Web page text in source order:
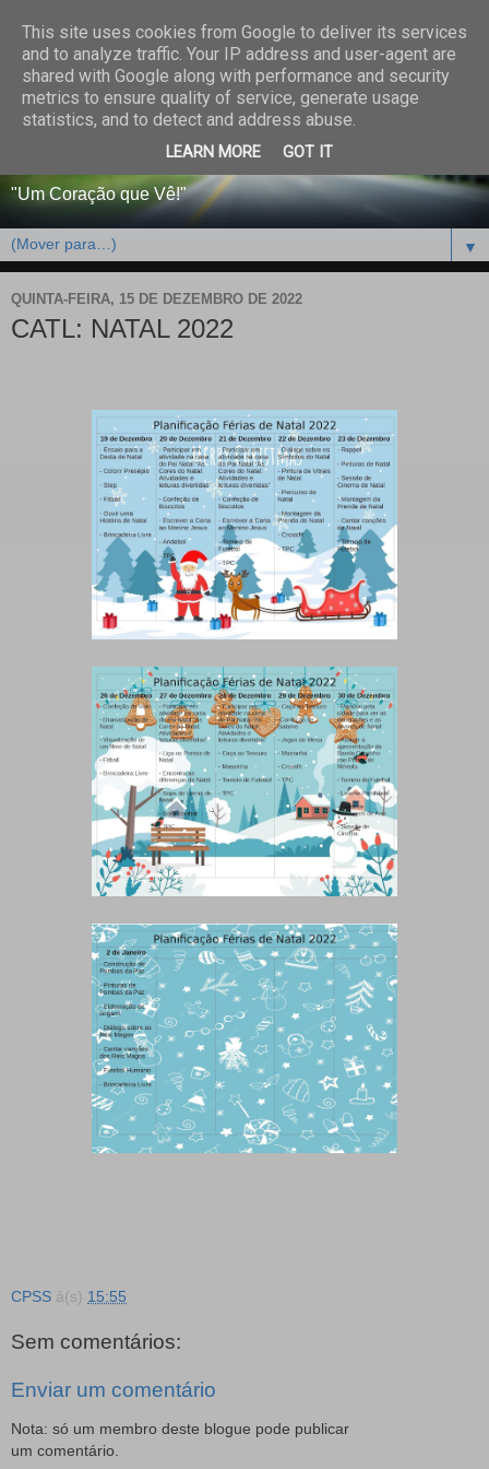
CENTRO PAROQUIAL E
SOCIAL DO SALVADOR
DE BEJA
"Um Coração que Vê!"
▼
QUINTA-FEIRA, 15 DE DEZEMBRO DE 2022
CATL: NATAL 2022
CPSS à(s) 15:55
Sem comentários:
Enviar um comentário
Nota: só um membro deste blogue pode publicar
um comentário.
This site uses cookies from Google to deliver its services
and to analyze traffic. Your IP address and user-agent are
shared with Google along with performance and security
metrics to ensure quality of service, generate usage
statistics, and to detect and address abuse.
LEARN MORE GOT IT